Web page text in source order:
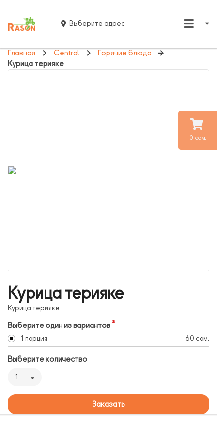
0 сом.
Выберите адрес
Главная Central
Горячие блюда
Курица терияке
Курица терияке
Курица терияке
Выберите один из вариантов
1 порция 60 сом.
Выберите количество
1
Заказать